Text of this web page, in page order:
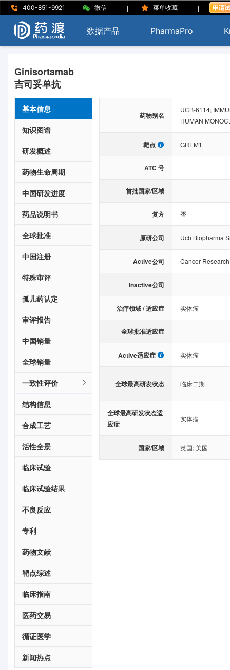
400-851-9921 | 微信 | 菜单收藏 |
数据产品 PharmaPro
Ginisortamab
吉司妥单抗
基本信息
知识图谱
研发概述
药物生命周期
中国研发进度
药品说明书
全球批准
中国注册
特殊审评
孤儿药认定
审评报告
中国销量
全球销量
一致性评价
结构信息
合成工艺
活性全景
临床试验
临床试验结果
不良反应
专利
药物文献
靶点综述
临床指南
医药交易
循证医学
新闻热点
药物别名
UCB-6114;
HUMAN
靶点 GREM1
ATC 号
首批国家/区域
复方 否
原研公司 Ucb Biopharma
Active公司 Cancer
Inactive公司
治疗领域 / 适应症 实体瘤
全球批准适应症
Active适应症 实体瘤
全球最高研发状态 临床二期
全球最高研发状态适
应症
实体瘤
国家/区域 英国;美国